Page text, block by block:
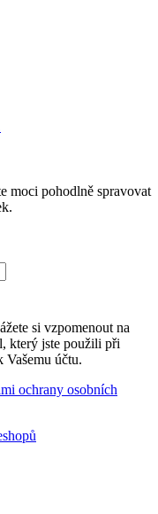
moci pohodlně spravovat
si vzpomenout na
který jste použili při
Vašemu účtu.
ochrany osobních